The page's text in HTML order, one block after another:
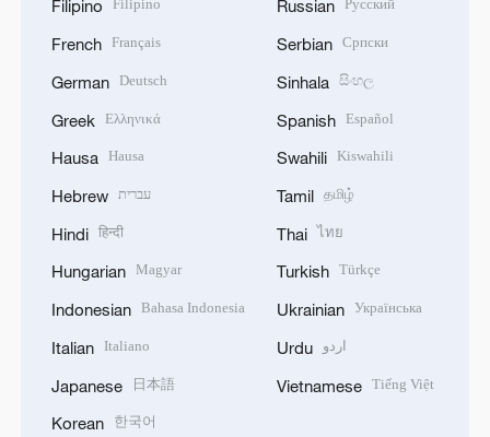
Filipino
French Français
German Deutsch
Greek Ελληνικά
Hausa Hausa
Hebrew עברית
Hindi हिन्दी
Hungarian Magyar
Indonesian Bahasa Indonesia
Italian Italiano
Japanese 日本語
Korean 한국어
Russian
Serbian Српски
Sinhala සිංහල
Spanish Español
Swahili Kiswahili
Tamil தமிழ்
Thai ไทย
Turkish Türkçe
Ukrainian Українська
Urdu اردو
Vietnamese Tiếng Việt